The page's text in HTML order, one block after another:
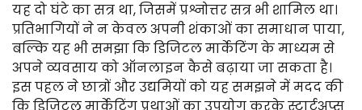
यह दो घंटे का सत्र था, जिसमें प्रश्नोत्तर सत्र भी शामिल था।
प्रतिभागियों ने न केवल अपनी शंकाओं का समाधान पाया,
बल्कि यह भी समझा कि डिजिटल मार्केटिंग के माध्यम से
अपने व्यवसाय को ऑनलाइन कैसे बढ़ाया जा सकता है।
इस पहल ने छात्रों और उद्यमियों को यह समझने में मदद की